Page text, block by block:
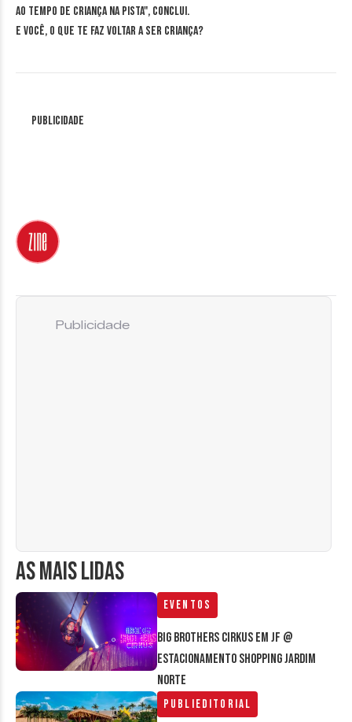
ao tempo de criança na pista", conclui.
E você, o que te faz voltar a ser criança?
Publicidade
AS MAIS LIDAS
Eventos
Big Brothers Cirkus em JF @
estacionamento Shopping Jardim
Norte
Publieditorial
Publicidade